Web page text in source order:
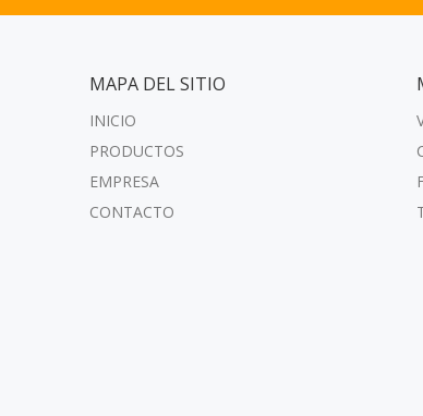
MAPA DEL SITIO
INICIO
PRODUCTOS
EMPRESA
CONTACTO